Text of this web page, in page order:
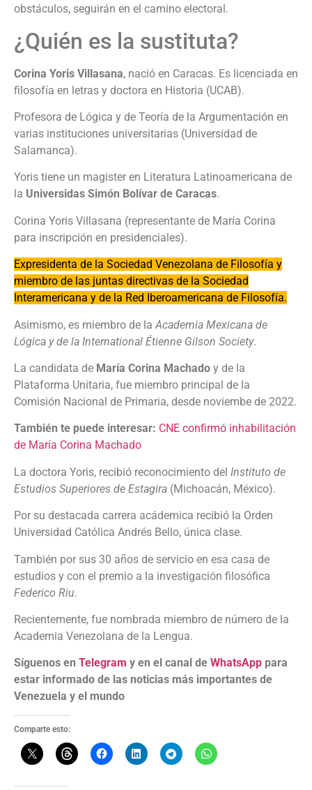
obstáculos, seguirán en el camino electoral.
¿Quién es la sustituta?
Corina Yoris Villasana, nació en Caracas. Es licenciada en
filosofía en letras y doctora en Historia (UCAB).
Profesora de Lógica y de Teoría de la Argumentación en
varias instituciones universitarias (Universidad de
Salamanca).
Yoris tiene un magister en Literatura Latinoamericana de
la Universidas Simón Bolívar de Caracas.
Corina Yoris Villasana (representante de María Corina
para inscripción en presidenciales).
Expresidenta de la Sociedad Venezolana de Filosofía y
miembro de las juntas directivas de la Sociedad
Interamericana y de la Red Iberoamericana de Filosofía.
Asimismo, es miembro de la Academia Mexicana de
Lógica y de la International Étienne Gilson Society.
La candidata de María Corina Machado y de la
Plataforma Unitaria, fue miembro principal de la
Comisión Nacional de Primaria, desde noviembe de 2022.
También te puede interesar: CNE confirmó inhabilitación
de María Corina Machado
La doctora Yoris, recibió reconocimiento del Instituto de
Estudios Superiores de Estagira (Michoacán, México).
Por su destacada carrera acádemica recibió la Orden
Universidad Católica Andrés Bello, única clase.
También por sus 30 años de servicio en esa casa de
estudios y con el premio a la investigación filosófica
Federico Riu.
Recientemente, fue nombrada miembro de número de la
Academia Venezolana de la Lengua.
Síguenos en Telegram y en el canal de WhatsApp para
estar informado de las noticias más importantes de
Venezuela y el mundo
Comparte esto: